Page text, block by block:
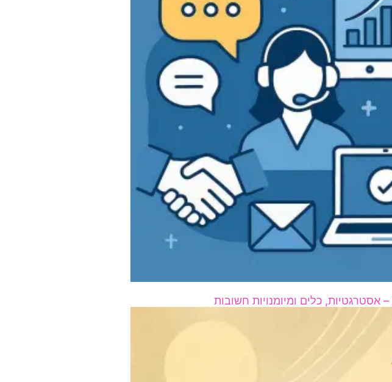
– אסטרגטיות, כלים ומיומנויות חשובות